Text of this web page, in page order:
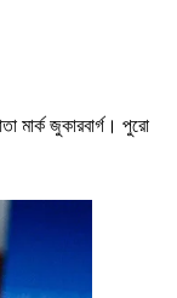
মার্ক জুকারবার্গ। পুরো